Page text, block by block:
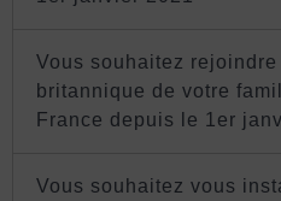
Vous souhaitez rejoindre
britannique de votre
France depuis le 1er
Vous souhaitez vous